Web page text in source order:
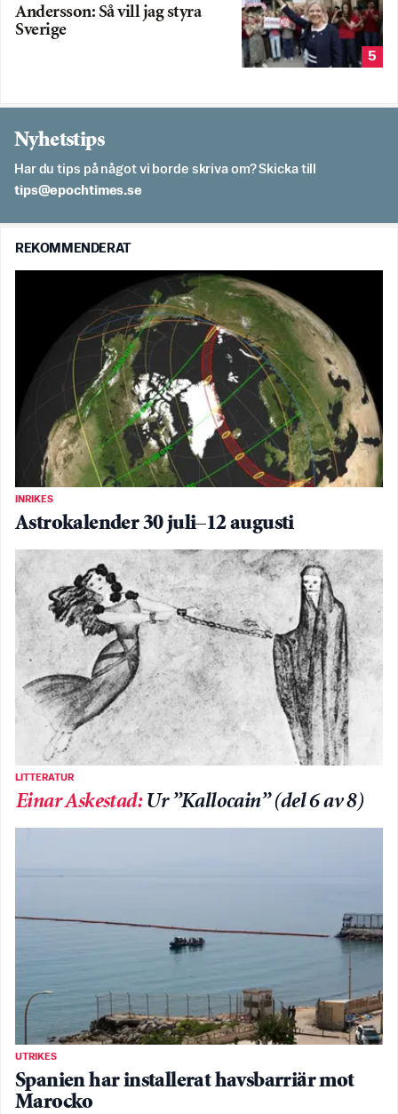
Andersson: Så vill jag styra
Sverige
5
Nyhetstips
Har du tips på något vi borde skriva om? Skicka till
es.semithcope@spit
REKOMMENDERAT
INRIKES
Astrokalender 30 juli–12 augusti
LITTERATUR
Einar Askestad: Ur ”Kallocain” (del 6 av 8)
UTRIKES
Spanien har installerat havsbarriär mot
Marocko